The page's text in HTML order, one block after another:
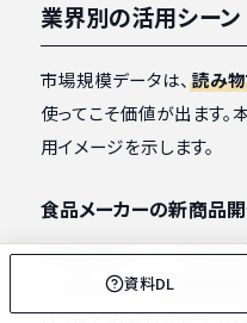
資料DL
業界別の活用シーン
市場規模データは、 読み
使ってこそ価値が出ます
用イメージを示します。
食品メーカーの新商品
新商品開発では、市場規
して用います。家庭用調理